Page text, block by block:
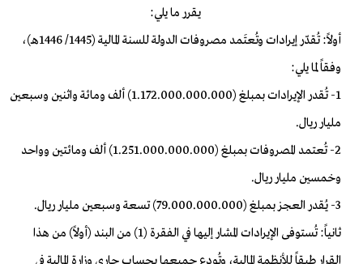
يقرر ما يلي:
أولاً: تُقدّر إيرادات وتُعتَمد مصروفات الدولة للسنة المالية (1445/ 1446هـ)،
وفقاً لما يلي:
1- تُقدر الإيرادات بمبلغ (1.172.000.000.000) ألف ومائة واثنين وسبعين
مليار ريال.
2- تُعتمد المصروفات بمبلغ (1.251.000.000.000) ألف ومائتين وواحد
وخمسين مليار ريال.
3- يُقدر العجز بمبلغ (79.000.000.000) تسعة وسبعين مليار ريال.
ثانياً: تُستوفى الإيرادات المشار إليها في الفقرة (1) من البند (أولاً) من هذا
القرار طبقاً للأنظمة المالية، وتُودع جميعها بحساب جاري وزارة المالية في